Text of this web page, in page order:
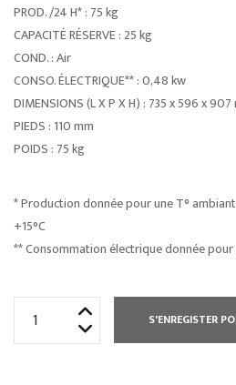
PROD. /24 H* : 75 kg
CAPACITÉ RÉSERVE : 25 kg
COND. : Air
CONSO. ÉLECTRIQUE** : 0,48 kw
DIMENSIONS (L X P X H) : 735 x 596 x 907
PIEDS : 110 mm
POIDS : 75 kg
* Production donnée pour une T°
+15°C
** Consommation électrique donnée
S'ENREGISTER